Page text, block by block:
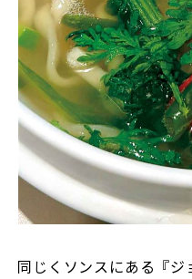
同じくソンスにある『